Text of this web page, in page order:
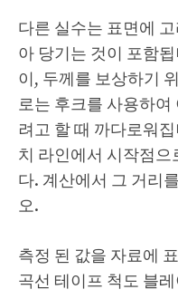
다른 실수는 표면에
아 당기는 것이 포함
이, 두께를 보상하기
로는 후크를 사용하
려고 할 때 까다로워
치 라인에서 시작점으
다. 계산에서 그 거리
오.
측정 된 값을 자료에
곡선 테이프 척도 블